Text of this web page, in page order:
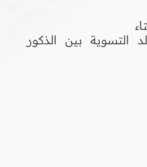
التسوية بين الذكور